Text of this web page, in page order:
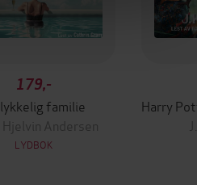
179,-
familie
Andersen
LYDBOK